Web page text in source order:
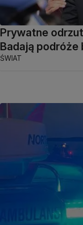
Prywatne
Badają podróże
ŚWIAT